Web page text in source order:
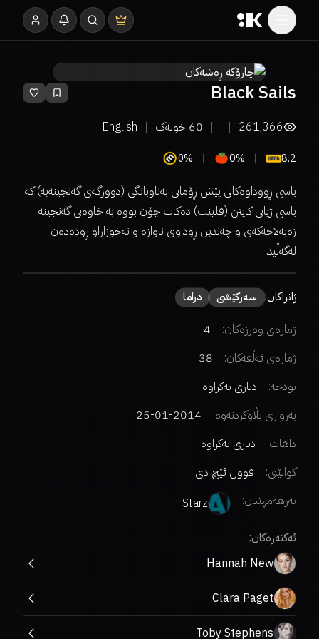
Black Sails
261,366
60 خولەک English
8.2
0%
0%
باسی ڕووداوه‌كانی پێش ڕۆمانی به‌ناوبانگی (دوورگه‌ی گه‌نجینه‌یه‌) کە
باسی ژیانی كاپتن (فلینت) ده‌كات چۆن بووه‌ به‌ خاوه‌نی گه‌نجینه‌
زه‌به‌لاحه‌كه‌ی و چەندین ڕوداوی ناوازە و نەخوزاراو ڕودەدەن
لەگەڵیدا
ژانراکان: سەركێشی دراما
ژمارەی وەرزەکان:
4
ژمارەی ئەڵقەکان:
38
بودجە:
دیاری نەکراوە
بەرواری بڵاوکردنەوە:
2014-01-25
داهات:
دیاری نەکراوە
کوالێتی:
فوول ئێچ دی
بەرهەمهێنان:
Starz
ئەکتەرەکان:
Hannah New
Clara Paget
Toby Stephens